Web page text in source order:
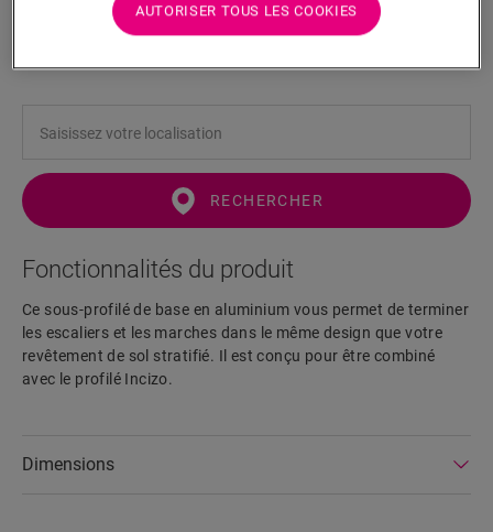
Belle finition
RECHERCHER
Fonctionnalités du produit
Ce sous-profilé de base en aluminium vous permet de terminer
les escaliers et les marches dans le même design que votre
revêtement de sol stratifié. Il est conçu pour être combiné
avec le profilé Incizo.
Dimensions
AUTORISER TOUS LES COOKIES